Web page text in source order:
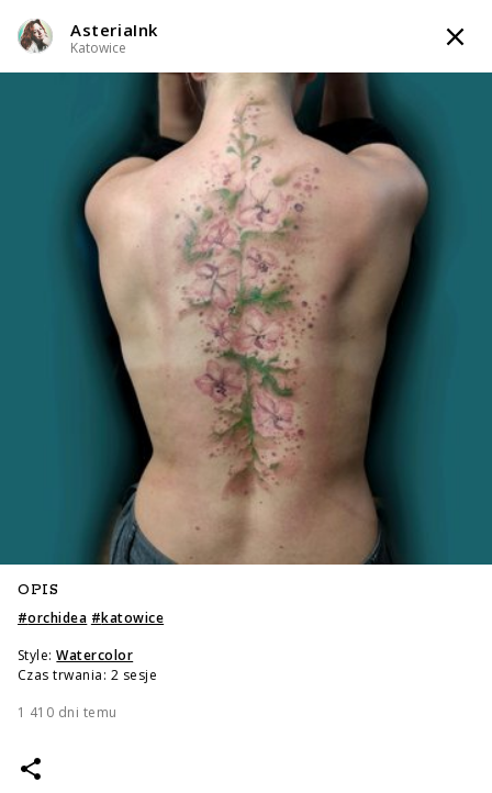
AsteriaInk
Katowice
Styl tatuażu
Abstrakcyjny / Black & Grey / Dotwork / Graficzny /
Sketch / Minimalizm / Watercolor
WIADOMOŚĆ
TATTOO LIFE
AsteriaInk
Katowice
OPIS
#orchidea #katowice
Style: Watercolor
Czas trwania: 2 sesje
1 410 dni temu